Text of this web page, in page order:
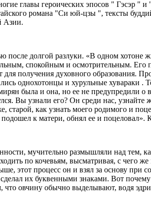
главы героических эпосов " Гэсэр
романа "Си юй-цзы ", тексты
Азии.
долгой разлуки. «В одном хотоне
спокойным и осмотрительным. Его
получения духовного образования.
однохотонцы и хурульные хувараки .
была и она, но ее не предупредили
Вы узнали его? Он среди нас,
как узнать моего родимого и
к матери, обнял ее и поцеловал».
мучительно размышляли над тем,
по кочевьям, высматривая, с чего
этот процесс он и взял за основу при
их буквенными знаками. Вот
что овчину обычно выделывают, водя